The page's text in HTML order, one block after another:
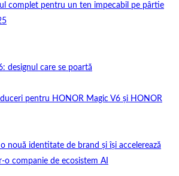
complet pentru un ten impecabil pe pârtie
designul care se poartă
pentru HONOR Magic V6 și HONOR
nouă identitate de brand și își accelerează
companie de ecosistem AI